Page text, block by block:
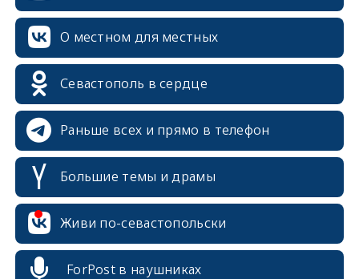
О местном для местных
Севастополь в сердце
Раньше всех и прямо в телефон
Большие темы и драмы
Живи по-севастопольски
ForPost в наушниках
erid: 2SDnjcrDNw6
erid: 2SDnjcLUypt